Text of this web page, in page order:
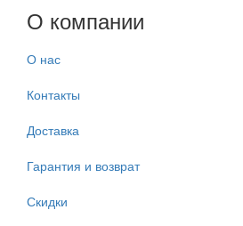
О компании
О нас
Контакты
Доставка
Гарантия и возврат
Скидки